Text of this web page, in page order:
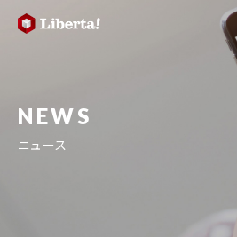
NEWS
ニュース